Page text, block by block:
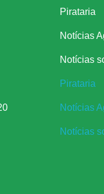
Pirataria
Notícias
Notícias
Pirataria
Notícias
Notícias